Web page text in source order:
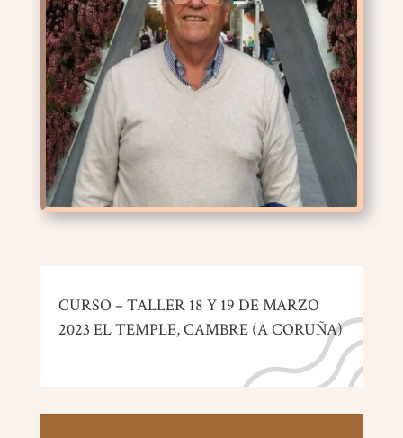
CURSO – TALLER 18 Y 19 DE MARZO
2023 EL TEMPLE, CAMBRE (A CORUÑA)